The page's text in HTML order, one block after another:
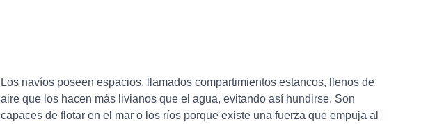
Los navíos poseen espacios, llamados compartimientos estancos, llenos de
aire que los hacen más livianos que el agua, evitando así hundirse. Son
capaces de flotar en el mar o los ríos porque existe una fuerza que empuja al